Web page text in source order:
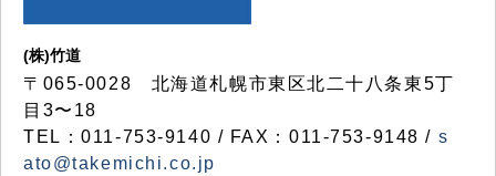
(株)竹道
〒065-0028 北海道札幌市東区北二十八条東5丁
目3〜18
TEL：011-753-9140 / FAX：011-753-9148 / s
ato@takemichi.co.jp